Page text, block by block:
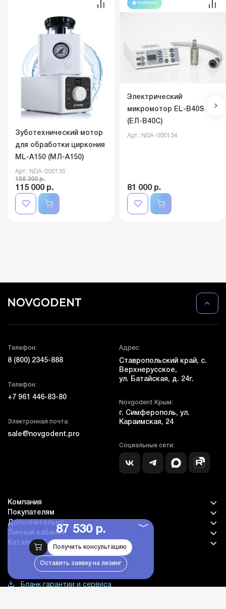
87 530 р.
Получить консультацию
Оставить заявку на лизинг
Зуботехнический мотор
для обработки циркония
ML-A150 (МЛ-A150)
Арт.: NDA-000135
156 300 р.
115 000 р.
новинка
Электрический
микромотор EL-B40S
(ЕЛ-B40С)
Арт.: NDA-000134
81 000 р.
Телефон:
8 (800) 2345-888
Телефон:
+7 961 446-83-80
Электронная почта:
sale@novgodent.pro
Адрес:
Ставропольский край, с.
Верхнерусское,
ул. Батайская, д. 24г.
Novgodent Крым:
г. Симферополь, ул.
Караимская, 24
Социальные сети:
Компания
Покупателям
Дополнительно
Личный кабинет
Каталог оборудования
Бланк гарантии и сервиса